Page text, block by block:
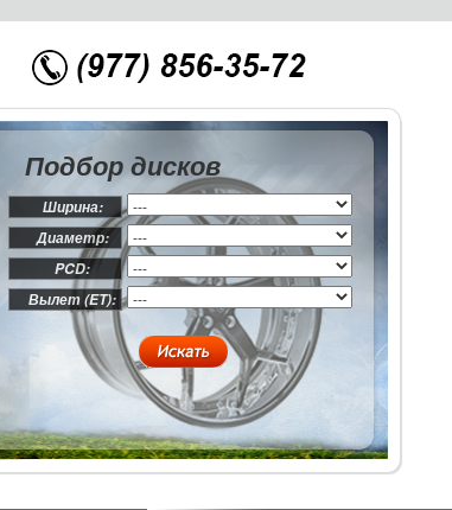
Подбор дисков
Ширина:
Диаметр:
PCD:
Вылет (ET):